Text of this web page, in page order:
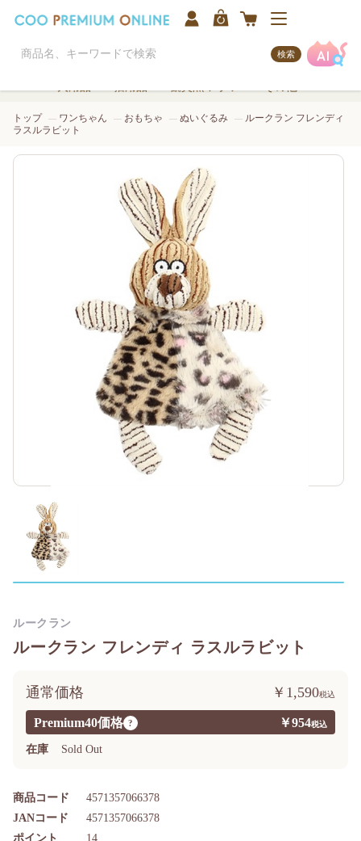
検索
トップ ワンちゃん おもちゃ ぬいぐるみ
ルークラン フレンディ
ラスルラビット
ルークラン フレンディ ラスルラビット
Premium40価格 ? ￥954
通常価格 ￥1,590
在庫 Sold Out
商品コード 4571357066378
ポイント 14
JANコード 4571357066378
ルークラン